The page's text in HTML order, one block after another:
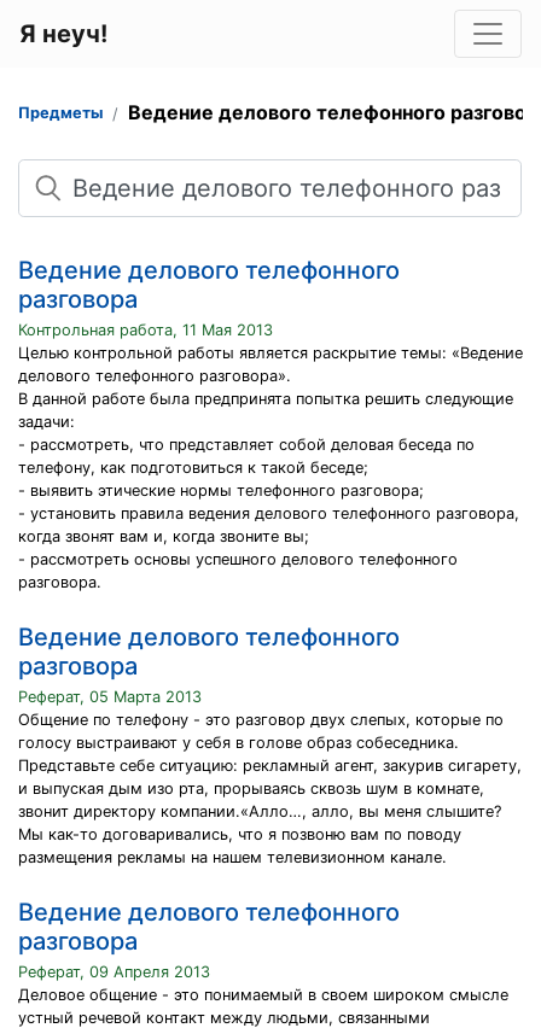
Я неуч!
Предметы Ведение делового телефонного
Поиск
Ведение делового телефонного
разговора
Контрольная работа, 11 Мая 2013
Целью контрольной работы является раскрытие темы: «Ведение
делового телефонного разговора».
В данной работе была предпринята попытка решить следующие
задачи:
- рассмотреть, что представляет собой деловая беседа по
телефону, как подготовиться к такой беседе;
- выявить этические нормы телефонного разговора;
- установить правила ведения делового телефонного разговора,
когда звонят вам и, когда звоните вы;
- рассмотреть основы успешного делового телефонного
разговора.
Ведение делового телефонного
разговора
Реферат, 05 Марта 2013
Общение по телефону - это разговор двух слепых, которые по
голосу выстраивают у себя в голове образ собеседника.
Представьте себе ситуацию: рекламный агент, закурив сигарету,
и выпуская дым изо рта, прорываясь сквозь шум в комнате,
звонит директору компании.«Алло…, алло, вы меня слышите?
Мы как-то договаривались, что я позвоню вам по поводу
размещения рекламы на нашем телевизионном канале.
Ведение делового телефонного
разговора
Реферат, 09 Апреля 2013
Деловое общение - это понимаемый в своем широком смысле
устный речевой контакт между людьми, связанными